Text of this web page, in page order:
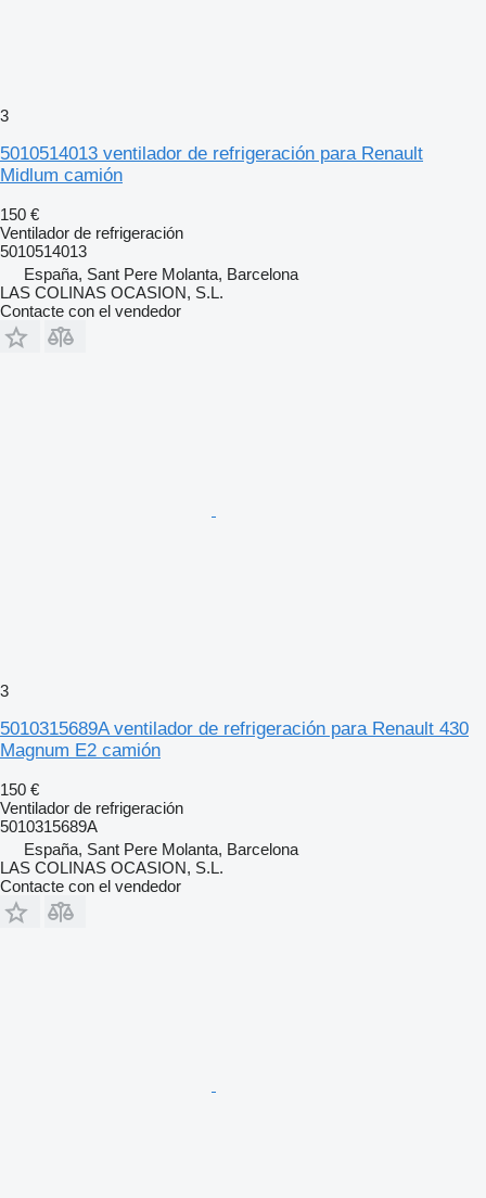
3
5010514013 ventilador de refrigeración para Renault
Midlum camión
150 €
Ventilador de refrigeración
5010514013
España, Sant Pere Molanta, Barcelona
LAS COLINAS OCASION, S.L.
Contacte con el vendedor
3
5010315689A ventilador de refrigeración para Renault 430
Magnum E2 camión
150 €
Ventilador de refrigeración
5010315689A
España, Sant Pere Molanta, Barcelona
LAS COLINAS OCASION, S.L.
Contacte con el vendedor